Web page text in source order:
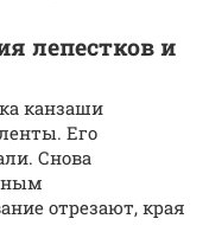
лепестков и
канзаши
Его
Снова
отрезают, края